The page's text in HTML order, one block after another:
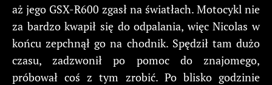
aż jego GSX-R600 zgasł na światłach. Motocykl nie
za bardzo kwapił się do odpalania, więc Nicolas w
końcu zepchnął go na chodnik. Spędził tam dużo
czasu, zadzwonił po pomoc do znajomego,
próbował coś z tym zrobić. Po blisko godzinie